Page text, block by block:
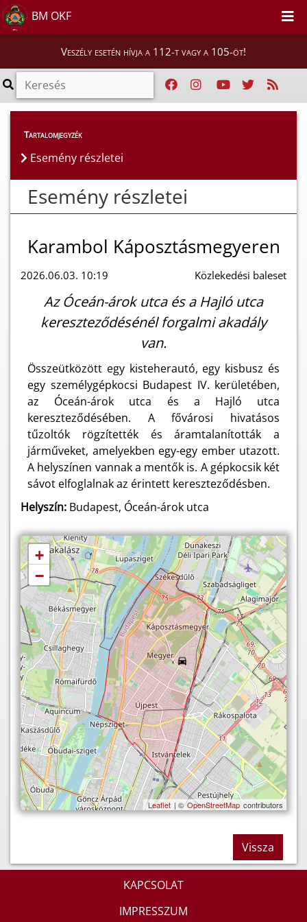
BM OKF
Veszély esetén hívja a 112-t vagy a 105-öt!
Esemény részletei
Tartalomjegyzék
Esemény részletei
Esemény részletei
Karambol Káposztásmegyeren
2026.06.03. 10:19 Közlekedési baleset
Az Óceán-árok utca és a Hajló utca
kereszteződésénél forgalmi akadály
van.
Összeütközött egy kisteherautó, egy kisbusz és
egy személygépkocsi Budapest IV. kerületében,
az Óceán-árok utca és a Hajló utca
kereszteződésében. A fővárosi hivatásos
tűzoltók rögzítették és áramtalanították a
járműveket, amelyekben egy-egy ember utazott.
A helyszínen vannak a mentők is. A gépkocsik két
sávot elfoglalnak az érintett kereszteződésben.
Helyszín: Budapest, Óceán-árok utca
+
−
Leaflet | ©OpenStreetMap contributors
Vissza
KAPCSOLAT
IMPRESSZUM